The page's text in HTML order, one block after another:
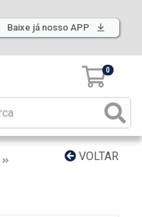
Baixe já nosso APP
0
VOLTAR